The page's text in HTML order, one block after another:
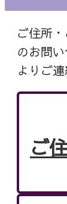
ご住所
のお問
よりご
ご